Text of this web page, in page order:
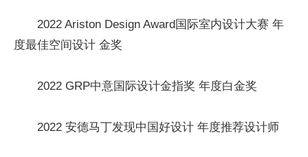
2022 Ariston Design Award国际室内设计大赛 年
度最佳空间设计 金奖
2022 GRP中意国际设计金指奖 年度白金奖
2022 安德马丁发现中国好设计 年度推荐设计师